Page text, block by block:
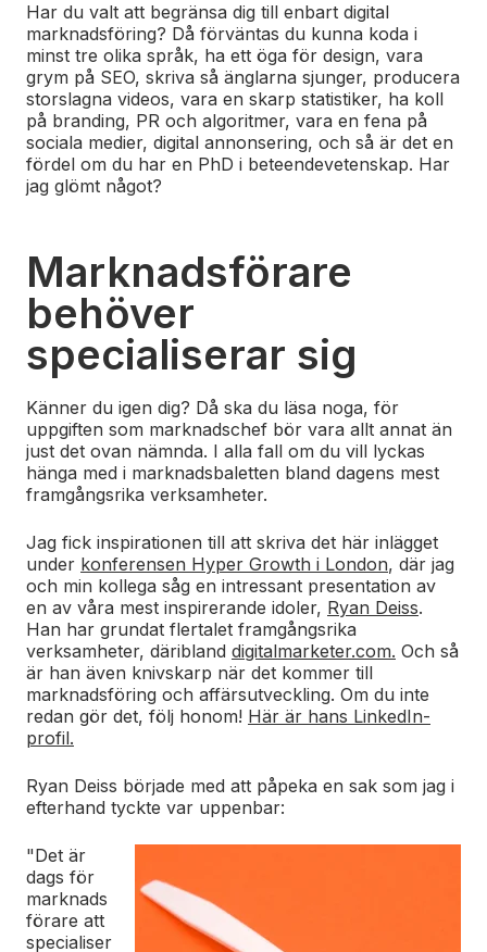
Har du valt att begränsa dig till enbart digital
marknadsföring? Då förväntas du kunna koda i
minst tre olika språk, ha ett öga för design, vara
grym på SEO, skriva så änglarna sjunger, producera
storslagna videos, vara en skarp statistiker, ha koll
på branding, PR och algoritmer, vara en fena på
sociala medier, digital annonsering, och så är det en
fördel om du har en PhD i beteendevetenskap. Har
jag glömt något?
Marknadsförare
behöver
specialiserar sig
Känner du igen dig? Då ska du läsa noga, för
uppgiften som marknadschef bör vara allt annat än
just det ovan nämnda. I alla fall om du vill lyckas
hänga med i marknadsbaletten bland dagens mest
framgångsrika verksamheter.
Jag fick inspirationen till att skriva det här inlägget
under konferensen Hyper Growth i London, där jag
och min kollega såg en intressant presentation av
en av våra mest inspirerande idoler, Ryan Deiss.
Han har grundat flertalet framgångsrika
verksamheter, däribland digitalmarketer.com. Och så
är han även knivskarp när det kommer till
marknadsföring och affärsutveckling. Om du inte
redan gör det, följ honom! Här är hans LinkedIn-
profil.
Ryan Deiss började med att påpeka en sak som jag i
efterhand tyckte var uppenbar:
"Det är
dags för
marknads
förare att
specialiser